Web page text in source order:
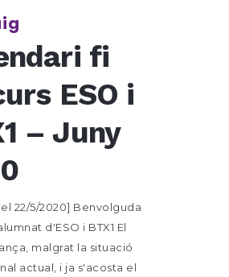
fi
ESO i
– Juny
22/5/2020] Benvolguda
d'ESO i BTX1 El
malgrat la situació
actual, i ja s'acosta el